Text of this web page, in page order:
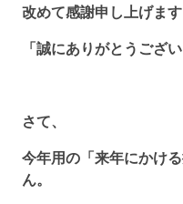
改めて感謝申し上げます
「誠にありがとうござい
さて、
今年用の「来年にかけ
ん。